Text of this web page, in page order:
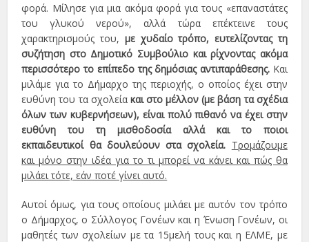
φορά. Μίλησε για μια ακόμα φορά για τους «επαναστάτες
του γλυκού νερού», αλλά τώρα επέκτεινε τους
χαρακτηρισμούς του, με χυδαίο τρόπο, ευτελίζοντας τη
συζήτηση στο Δημοτικό Συμβούλιο και ρίχνοντας ακόμα
περισσότερο το επίπεδο της δημόσιας αντιπαράθεσης. Και
μιλάμε για το Δήμαρχο της περιοχής, ο οποίος έχει στην
ευθύνη του τα σχολεία και στο μέλλον (με βάση τα σχέδια
όλων των κυβερνήσεων), είναι πολύ πιθανό να έχει στην
ευθύνη του τη μισθοδοσία αλλά και το ποιοι
εκπαιδευτικοί θα δουλεύουν στα σχολεία. Τρομάζουμε
και μόνο στην ιδέα για το τι μπορεί να κάνει και πώς θα
μιλάει τότε, εάν ποτέ γίνει αυτό.
Αυτοί όμως, για τους οποίους μιλάει με αυτόν τον τρόπο
ο Δήμαρχος, ο Σύλλογος Γονέων και η Ένωση Γονέων, οι
μαθητές των σχολείων με τα 15μελή τους και η ΕΛΜΕ, με